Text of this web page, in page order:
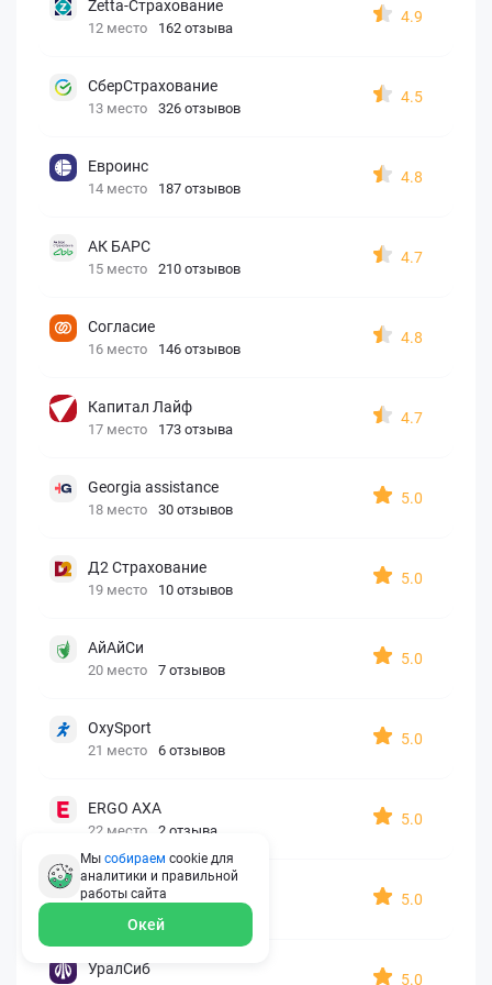
Zetta-Страхование
12 место 162 отзыва
4.9
СберСтрахование
13 место 326 отзывов
4.5
Евроинс
14 место 187 отзывов
4.8
АК БАРС
15 место 210 отзывов
4.7
Согласие
16 место 146 отзывов
4.8
Капитал Лайф
17 место 173 отзыва
4.7
Georgia assistance
18 место 30 отзывов
5.0
Д2 Страхование
19 место 10 отзывов
5.0
АйАйСи
20 место 7 отзывов
5.0
OxySport
21 место 6 отзывов
5.0
ERGO AXA
22 место 2 отзыва
5.0
Oxy Travel Premium
5.0
УралСиб
5.0
Мы собираем cookie для
аналитики и правильной
работы сайта
Окей